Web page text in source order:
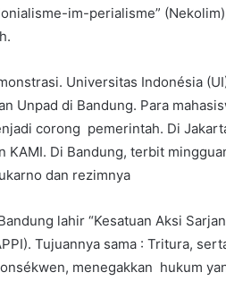
im-perialisme”
Universitas Indonésia
Unpad di Bandung. Para
corong pemerintah. Di
KAMI. Di Bandung, terbit
dan rezimnya
lahir “Kesatuan Aksi
Tujuannya sama : Tritura,
menegakkan hukum